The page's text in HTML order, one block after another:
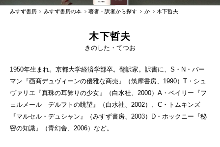
みすず書房 みすず書房の本 著者・訳者から探す か 木下哲夫
木下哲夫
きのした・てつお
1950年生まれ。京都大学経済学部卒。翻訳家。訳書に、S・N・バー
マン『画商デュヴィーンの優雅な商売』（筑摩書房、1990）T・シュ
ヴァリエ『真珠の耳飾りの少女』（白水社、2000）A・ベイリー『フ
ェルメール デルフトの眺望』（白水社、2002）、C・トムキンズ
『マルセル・デュシャン』（みすず書房、2003）D・ホックニー『秘
密の知識』（青幻舎、2006）など。